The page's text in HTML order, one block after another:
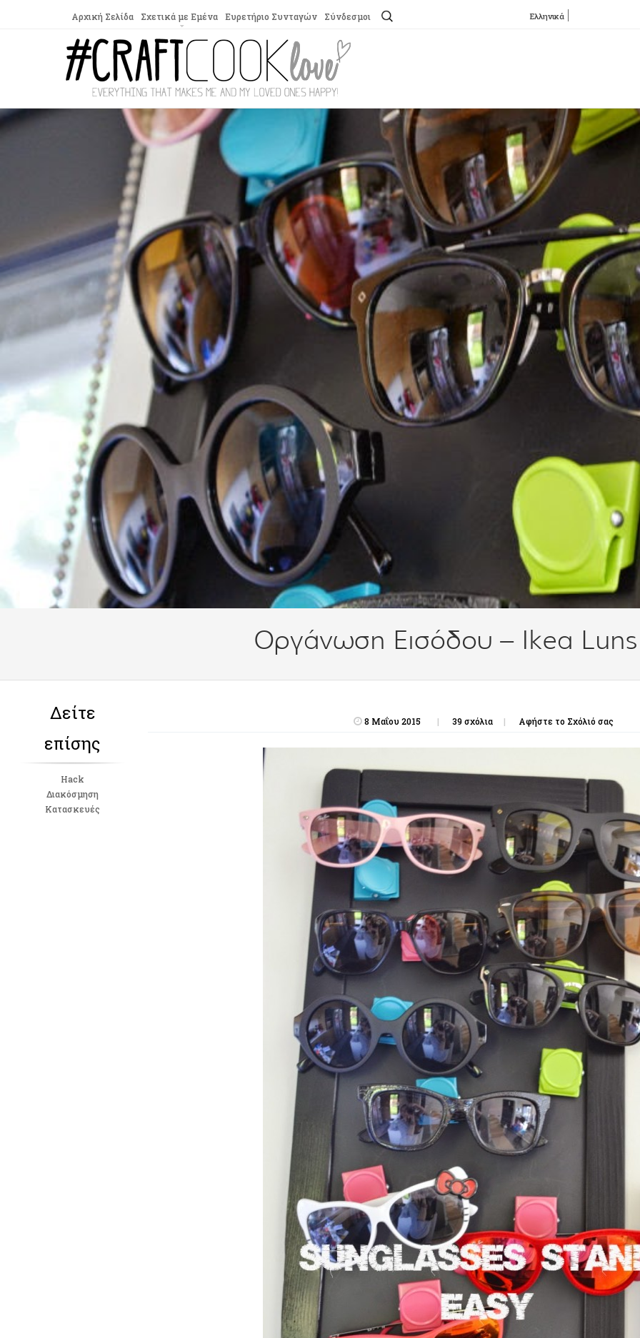
Αρχική Σελίδα Σχετικά με Εμένα Ευρετήριο Συνταγών Σύνδεσμοι
Αναζήτηση
Ελληνικά
Οργάνωση Εισόδου – Ikea
Δείτε
επίσης
Hack
Διακόσμηση
Κατασκευές
8 Μαΐου 2015 39 σχόλια Αφήστε το Σχόλιό σας